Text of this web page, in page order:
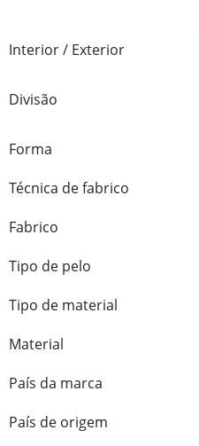
Interior / Exterior
Divisão
Forma
Técnica de fabrico
Fabrico
Tipo de pelo
Tipo de material
Material
País da marca
País de origem